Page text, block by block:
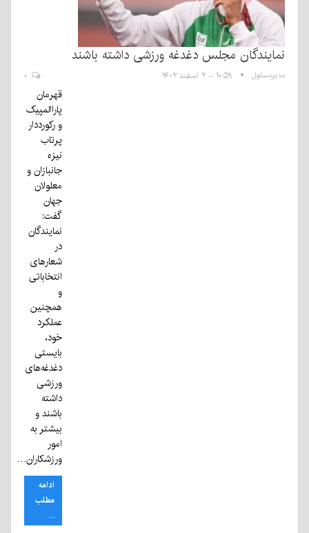
نمایندگان مجلس دغدغه ورزشی داشته باشند
مدیرمسئول ۱۰:۵۹ - ۲ اسفند ۱۴۰۲
قهرمان
پاراالمپیک
و رکورددار
پرتاب
نیزه
جانبازان و
معلولان
جهان
گفت:
نمایندگان
در
شعارهای
انتخاباتی
و
همچنین
عملکرد
خود،
بایستی
دغدغه‌های
ورزشی
داشته
باشند و
بیشتر به
امور
ورزشکاران…
ادامه
مطلب
...